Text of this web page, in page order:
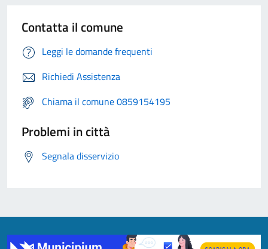
Contatta il comune
Leggi le domande frequenti
Richiedi Assistenza
Chiama il comune 0859154195
Problemi in città
Segnala disservizio